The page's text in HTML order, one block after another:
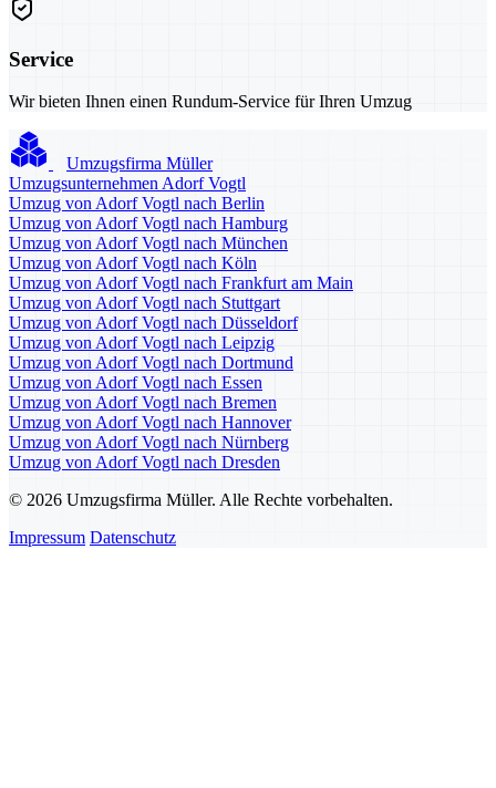
Service
Wir bieten Ihnen einen Rundum-Service für Ihren Umzug
Umzugsfirma Müller
Umzugsunternehmen Adorf Vogtl
Umzug von Adorf Vogtl nach Berlin
Umzug von Adorf Vogtl nach Hamburg
Umzug von Adorf Vogtl nach München
Umzug von Adorf Vogtl nach Köln
Umzug von Adorf Vogtl nach Frankfurt am Main
Umzug von Adorf Vogtl nach Stuttgart
Umzug von Adorf Vogtl nach Düsseldorf
Umzug von Adorf Vogtl nach Leipzig
Umzug von Adorf Vogtl nach Dortmund
Umzug von Adorf Vogtl nach Essen
Umzug von Adorf Vogtl nach Bremen
Umzug von Adorf Vogtl nach Hannover
Umzug von Adorf Vogtl nach Nürnberg
Umzug von Adorf Vogtl nach Dresden
© 2026 Umzugsfirma Müller. Alle Rechte vorbehalten.
Impressum Datenschutz